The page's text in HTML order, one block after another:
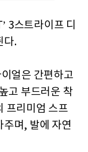
3스트라이프 디
다.
얼은 간편하고
고 부드러운 착
프리미엄 스프
며, 발에 자연